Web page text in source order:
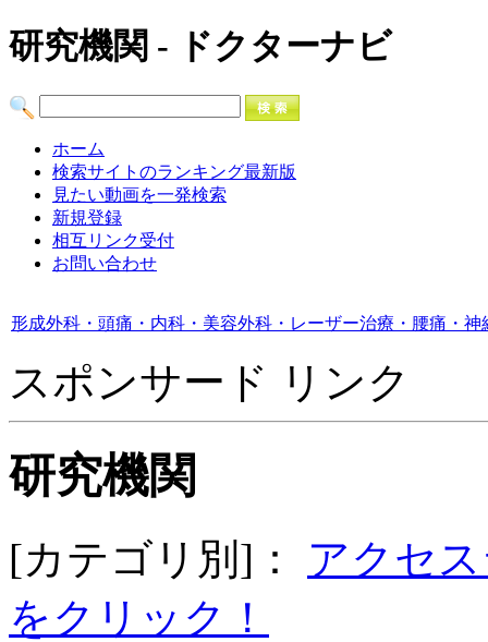
研究機関 - ドクターナビ
ホーム
検索サイトのランキング最新版
見たい動画を一発検索
新規登録
相互リンク受付
お問い合わせ
形成外科・頭痛・内科・美容外科・レーザー治療・腰痛・
スポンサード リンク
研究機関
[カテゴリ別]： アクセ
をクリック！